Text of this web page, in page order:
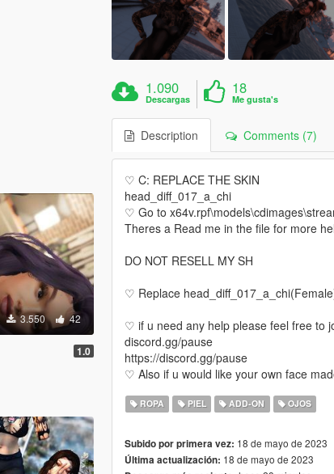
3.550 42
1.0
1.090
Descargas
18
Me gusta's
Description Comments (7)
♡ C: REPLACE THE SKIN
head_diff_017_a_chi
♡ Go to
Theres a Read me in the file for more
DO NOT RESELL MY SH
♡ Replace
♡ if u need any help please feel free to
discord.gg/pause
https://discord.gg/pause
♡ Also if u would like your own face
ROPA PIEL ADD-ON OJOS
Subido por primera vez: 18 de mayo de 2023
Última actualización: 18 de mayo de 2023